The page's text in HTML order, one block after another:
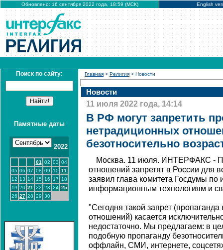
Обновлено: 16 сентября 2022 года, 18:59 (МСК) English
Поиск по сайту:
Памятные даты
2022
01 02 03 04
05 06 07 08 09 10 11
12 13 14 15 16 17
18
19 20 21 22 23 24 25
26 27 28 29 30
Главная > Религия > Новости
Новости
11 июля 2022 года, 14:14
В РФ могут запретить
нетрадиционных
безотносительно
Москва. 11 июля. ИНТЕРФАКС -
отношений запретят в России для
заявил глава комитета Госдумы
информационным технологиям и
"Сегодня такой запрет
отношений) касается
недостаточно. Мы предлагаем: в
подобную пропаганду
оффлайн, СМИ, интернете,